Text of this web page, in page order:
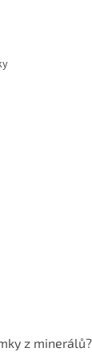
z minerálů?